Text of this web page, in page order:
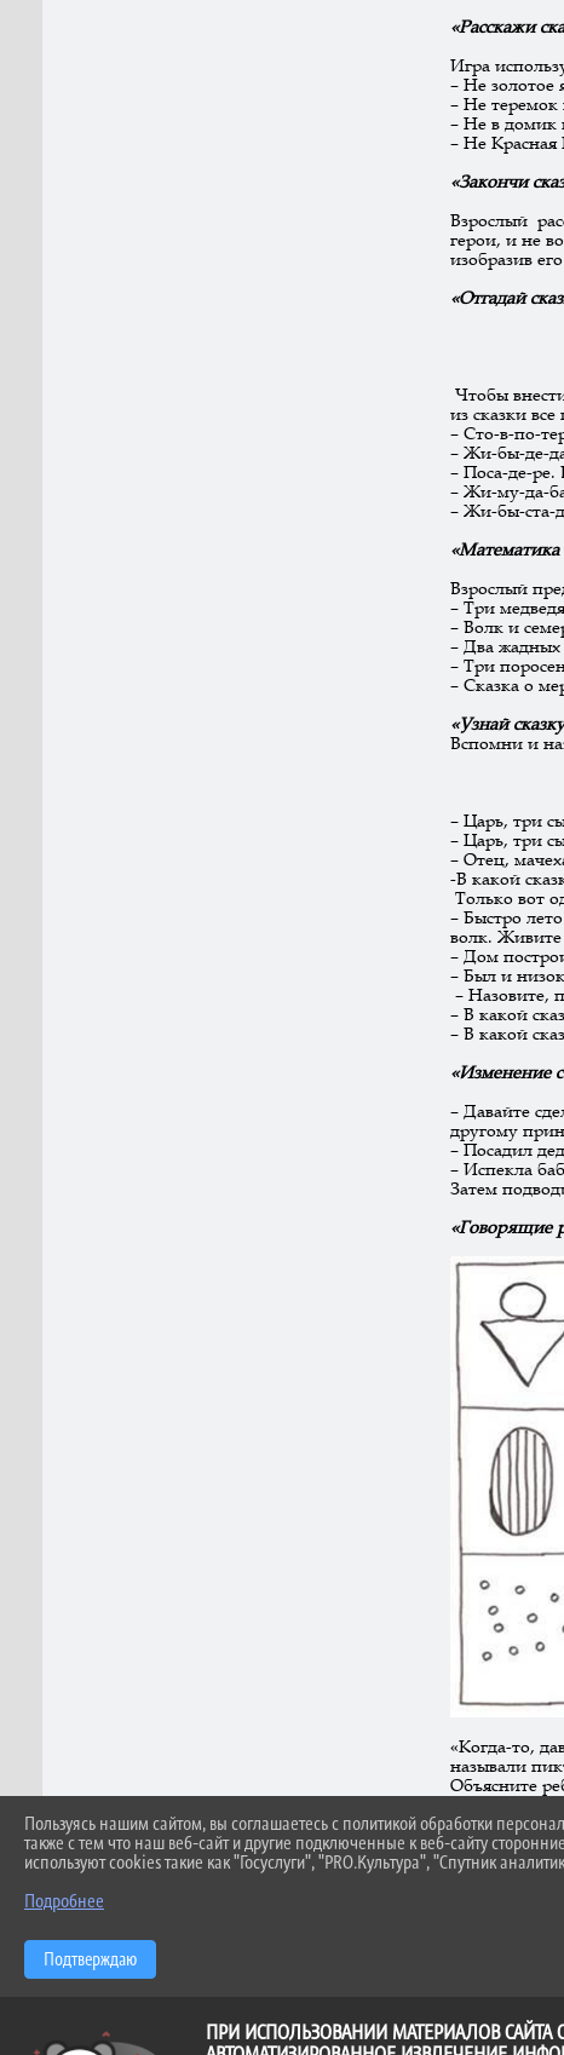
«Расскажи
Игра
– Не золотое
– Не
– Не в домик
– Не
«Закончи
Взрослый
герои, и не
изобразив
«Отгадай
Чтобы
из сказки
– Сто-в-по-
– Жи-бы-де-
– Поса-де-
– Жи-му-да-
– Жи-бы-ста-
«Математика
Взрослый
– Три
– Волк и
– Два
– Три
– Сказка о
«Узнай
Вспомни и
– Царь, три
– Царь, три
– Отец,
-В какой
Только вот
– Быстро
волк.
– Дом
– Был и
– Назовите,
– В какой
– В какой
«Изменение
– Давайте
другому
– Посадил
– Испекла
Затем
«Говорящие
«Когда-то,
называли
Объясните
Только
Взрослый
схемах.
(Сказка
ПРИ ИСПОЛЬЗОВАНИИ МАТЕРИАЛОВ САЙТА
Пользуясь нашим сайтом, вы соглашаетесь с политикой обработки
также с тем что наш веб-сайт и другие подключенные к веб-сайту
используют cookies такие как "Госуслуги", "PRO.Культура", "Спутник
Подробнее
Подтверждаю